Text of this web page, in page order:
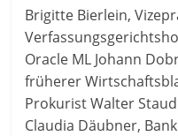
Brigitte Bierlein,
Oracle ML Johann
früherer
Prokurist Walter
Claudia Däubner,